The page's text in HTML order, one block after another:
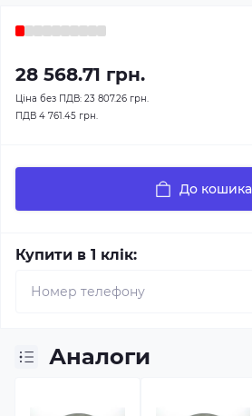
28 568.71 грн.
Ціна без ПДВ: 23 807.26 грн.
ПДВ 4 761.45 грн.
До кошика
Купити в 1 клік:
Аналоги